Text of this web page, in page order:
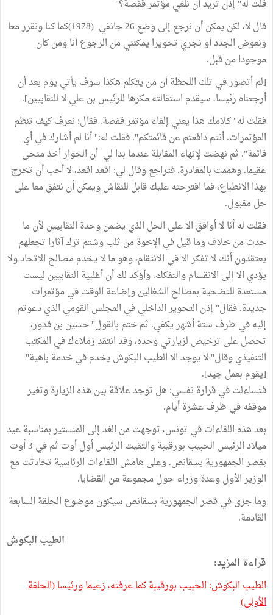
قلت له" إذن تريد أن نلغي مؤتمر قفصة؟"
قال لا، لكن يمكن أن نرجع إلى وضع 26 جانفي (1978)كما كنا ونقرر معا
ونعوض الجدد أو نجري تحويرا يمكنني من الرجوع أنا ومن كان
موجودا من قبل.
[لم أتصور في تلك اللحظة أن من يتكلم هكذا سوف يأتي يوم بعد أن
أرجعناه رئيسا، سيقدم استقالته مكرها للرئيس بن علي لا للنقابيين].
فقلت له" كلامك هذا يعني إلغاء مؤتمر قفصة. فقال: نعرف كيف تنظم
المؤتمرات. أنتم دافعتم عن قائمتكم". فقلت له:" أنا لم أشارك في أي
قائمة". ثم نهضت لإنهاء المقابلة عندما بدا لي أن الحوار أخذ منحى
عقيما. وهممت بالمغادرة. فتراجع وقال لي: اقعد اقعد، لا أحب أن تخرج
بهذا الانطباع، فما اقترحته عليك قابل للنقاش ويمكن أن نتفق معا على
حل مقبول.
فقلت له أنا لا أوافق الا على الحل الذي يضمن وحدة النقابيين لأن ما
حدث من خلاف وما قيل في الإخوة من ثلب وشتم ترك آثارا تجعلهم
يعتقدون أنك لا تفكر الا في الانتقام، وهو ما لا يخدم مصالح الاتحاد ولا
يؤدي الا إلى الانقسام والتفكك. وأؤكد لك أن أغلبية النقابيين ليست
مستعدة للتضحية بمصالح الشغالين وإضاعة الوقت في مؤتمرات
جديدة. فقال" إذن التحوير الداخلي في المجلس القومي الذي دعوتم
إليه في ظرف ستة أشهر يكفي. ثم ختم بالقول" حسين بن قدور،
تحصل على ترخيص لزيارتي وحده، وقد انتقد زملاءك في المكتب
التنفيذي وقال" لا يوجد الا الطيب البكوش يخدم في خدمة باهية"
[يقوم بعمل جيد].
فتساءلت في قرارة نفسي: هل توجد علاقة بين هذه الزيارة وتغير
موقفه في ظرف عشرة أيام.
بعد هذه اللقاءات في تونس، توجهت من الغد إلى المنستير بمناسبة عيد
ميلاد الرئيس الحبيب بورقيبة والتقيت الرئيس أول أوت ثم في 3 أوت
بقصر الجمهورية بسقانص. وعلى هامش اللقاءات الرئاسية تحادثت مع
الوزير الأول وعدة وزراء حول مجموعة من القضايا.
وما جرى في قصر الجمهورية بسقانص سيكون موضوع الحلقة السابعة
القادمة.
الطيب البكوش
قراءة المزيد:
الطيب البكوش: الحبيب بورقيبة كما عرفته، زعيما ورئيسا (الحلقة
الأولى)